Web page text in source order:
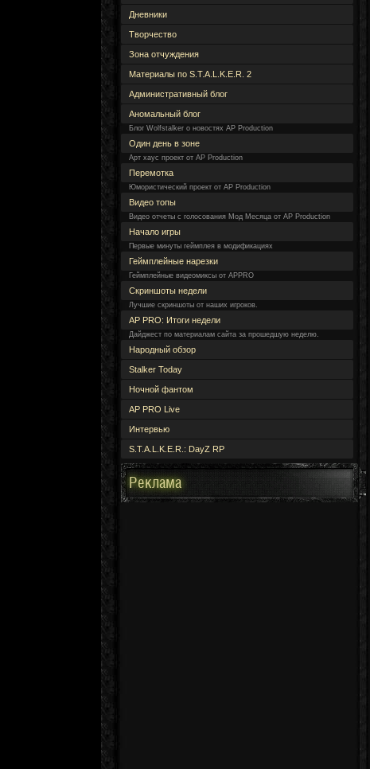
Дневники
Творчество
Зона отчуждения
Материалы по S.T.A.L.K.E.R. 2
Административный блог
Аномальный блог
Блог Wolfstalker о новостях AP Production
Один день в зоне
Арт хаус проект от AP Production
Перемотка
Юмористический проект от AP Production
Видео топы
Видео отчеты с голосования Мод Месяца от AP Production
Начало игры
Первые минуты геймплея в модификациях
Геймплейные нарезки
Геймплейные видеомиксы от APPRO
Скриншоты недели
Лучшие скриншоты от наших игроков.
AP PRO: Итоги недели
Дайджест по материалам сайта за прошедшую неделю.
Народный обзор
Stalker Today
Ночной фантом
AP PRO Live
Интервью
S.T.A.L.K.E.R.: DayZ RP
Реклама